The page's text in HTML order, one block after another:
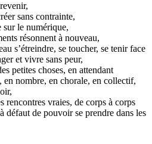
sans contrainte,
le numérique,
résonnent à nouveau,
s’étreindre, se toucher, se tenir face
et vivre sans peur,
petites choses, en attendant
en nombre, en chorale, en collectif,
rencontres vraies, de corps à corps
défaut de pouvoir se prendre dans les